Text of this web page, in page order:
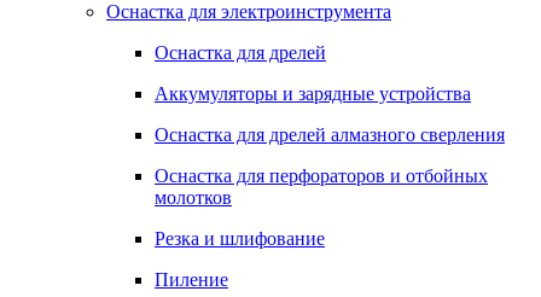
Оснастка для электроинструмента
Оснастка для дрелей
Аккумуляторы и зарядные устройства
Оснастка для дрелей алмазного сверления
Оснастка для перфораторов и отбойных
молотков
Резка и шлифование
Пиление